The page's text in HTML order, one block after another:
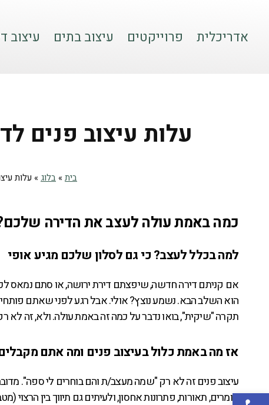
אדריכלית פרוייקטים עיצוב בתים עיצוב
עלות עיצוב פנים
בית» בלוג» עלות
כמה באמת עולה לעצב את הדירה
למה בכלל לעצב? כי גם לסלון שלכם מגיע אופי
הוא השלב הבא. נשמע נוצץ? אולי. אבל רגע לפני שאתם
תקרה "שיקית", בואו נדבר על כמה זה באמת עולה. ולא, זה לא
אז מה באמת כלול בעיצוב פנים ומה אתם
עיצוב פנים זה לא רק "שמה מעצב/ת והם בוחרים לי ספה".
חומרים, תאורות, פתרונות אחסון, ולעיתים גם תיווך ביןפתח סרגל נגישות